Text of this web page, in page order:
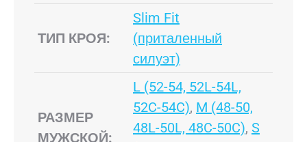
ТИП КРОЯ:
Slim Fit
(приталенный
силуэт)
РАЗМЕР
МУЖСКОЙ:
L (52-54, 52L-54L,
52C-54C), M (48-50,
48L-50L, 48C-50C), S